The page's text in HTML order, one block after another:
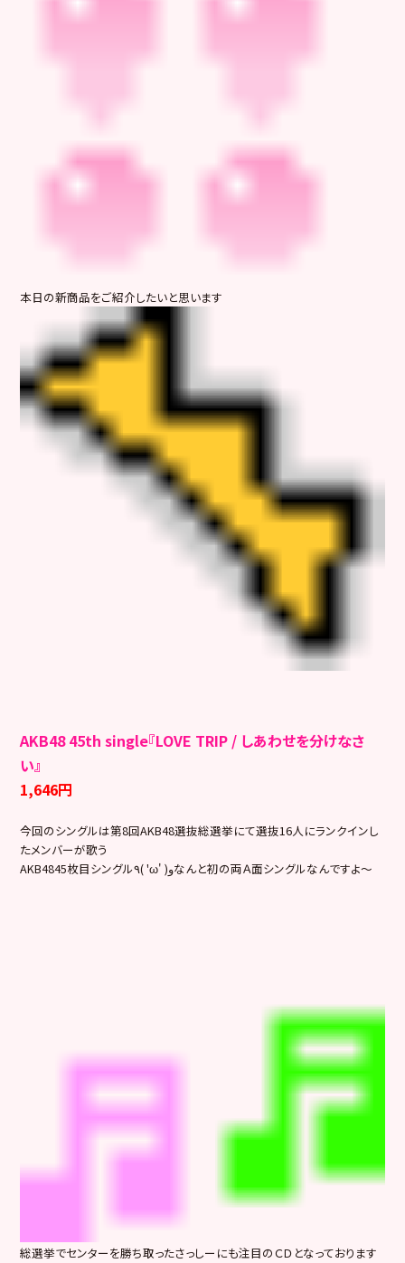
本日の新商品をご紹介したいと思います
AKB48 45th single『LOVE TRIP / しあわせを分けなさ
い』
1,646円
今回のシングルは第8回AKB48選抜総選挙にて選抜16人にランクインし
たメンバーが歌う
AKB4845枚目シングル٩( 'ω' )وなんと初の両Ａ面シングルなんですよ～
総選挙でセンターを勝ち取ったさっしーにも注目のＣＤとなっております